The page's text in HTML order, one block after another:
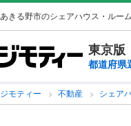
あきる野市のシェアハウス・ルー
東京版
都道府県
ジモティー 不動産 シェア